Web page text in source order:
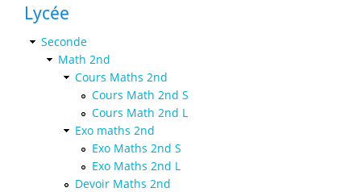
Lycée
Seconde
Math 2nd
Cours Maths 2nd
Cours Math 2nd S
Cours Math 2nd L
Exo maths 2nd
Exo Maths 2nd S
Exo Maths 2nd L
Devoir Maths 2nd